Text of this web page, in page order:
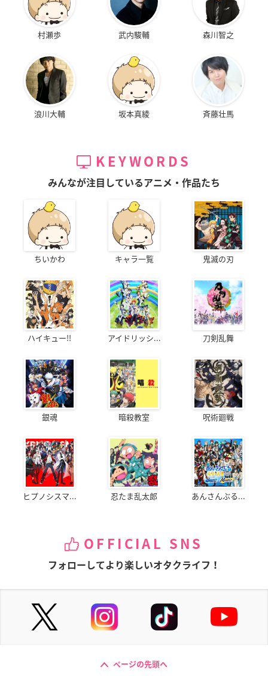
村瀬歩 武内駿輔 森川智之
浪川大輔 坂本真綾 斉藤壮馬
KEYWORDS
みんなが注目しているアニメ・作品たち
ちいかわ キャラ一覧 鬼滅の刃
ハイキュー!! アイドリッシ... 刀剣乱舞
銀魂 暗殺教室 呪術廻戦
ヒプノシスマ... 忍たま乱太郎 あんさんぶる...
OFFICIAL SNS
フォローしてより楽しいオタクライフ！
ページの先頭へ